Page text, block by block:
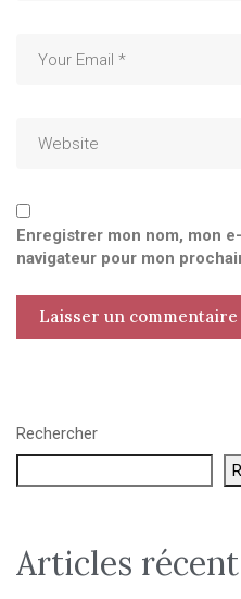
Rechercher
Articles
Enregistrer mon nom, mon
navigateur pour mon